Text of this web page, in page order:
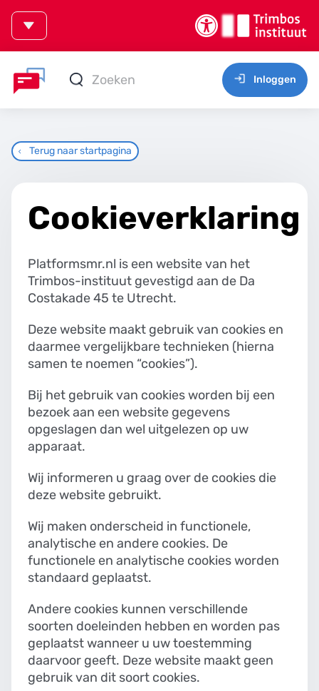
Inloggen
Terug naar startpagina
Cookieverklaring
Platformsmr.nl is een website van het
Trimbos-instituut gevestigd aan de Da
Costakade 45 te Utrecht.
Deze website maakt gebruik van cookies en
daarmee vergelijkbare technieken (hierna
samen te noemen “cookies”).
Bij het gebruik van cookies worden bij een
bezoek aan een website gegevens
opgeslagen dan wel uitgelezen op uw
apparaat.
Wij informeren u graag over de cookies die
deze website gebruikt.
Wij maken onderscheid in functionele,
analytische en andere cookies. De
functionele en analytische cookies worden
standaard geplaatst.
Andere cookies kunnen verschillende
soorten doeleinden hebben en worden pas
geplaatst wanneer u uw toestemming
daarvoor geeft. Deze website maakt geen
gebruik van dit soort cookies.